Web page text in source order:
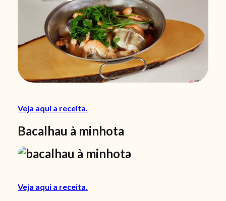
Veja aqui a receita.
Bacalhau à minhota
Veja aqui a receita.